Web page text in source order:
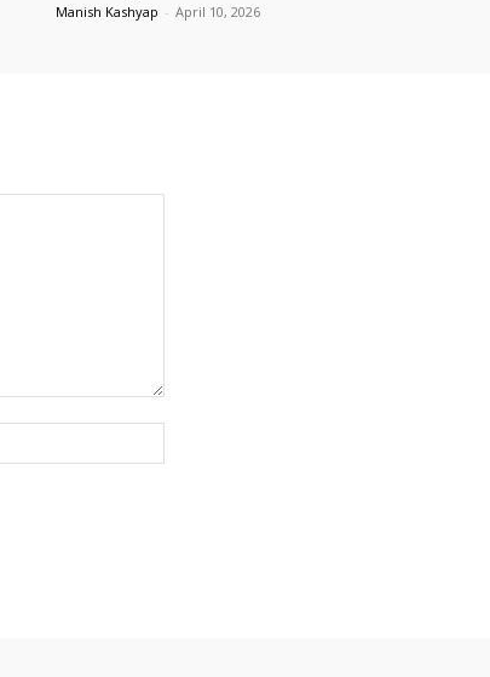
Manish Kashyap - April 10, 2026